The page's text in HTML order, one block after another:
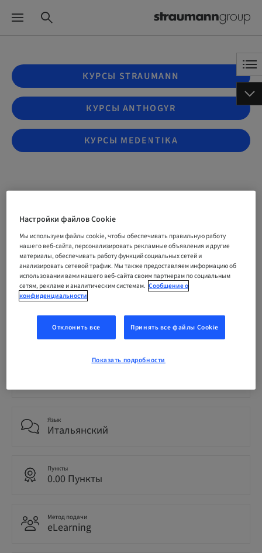
КУРСЫ STRAUMANN
КУРСЫ ANTHOGYR
КУРСЫ MEDENTIKA
La gestione dei contatti con
il paziente
По требованию | Online
Статус
bookable
Язык
Итальянский
Пункты
0.00 Пункты
Метод подачи
eLearning
Настройки файлов Cookie
Мы используем файлы cookie, чтобы обеспечивать правильную работу
нашего веб-сайта, персонализировать рекламные объявления и другие
материалы, обеспечивать работу функций социальных сетей и
анализировать сетевой трафик. Мы также предоставляем информацию об
использовании вами нашего веб-сайта своим партнерам по социальным
сетям, рекламе и аналитическим системам. Сообщение о
конфиденциальности
Отклонить все Принять все файлы Cookie
Показать подробности